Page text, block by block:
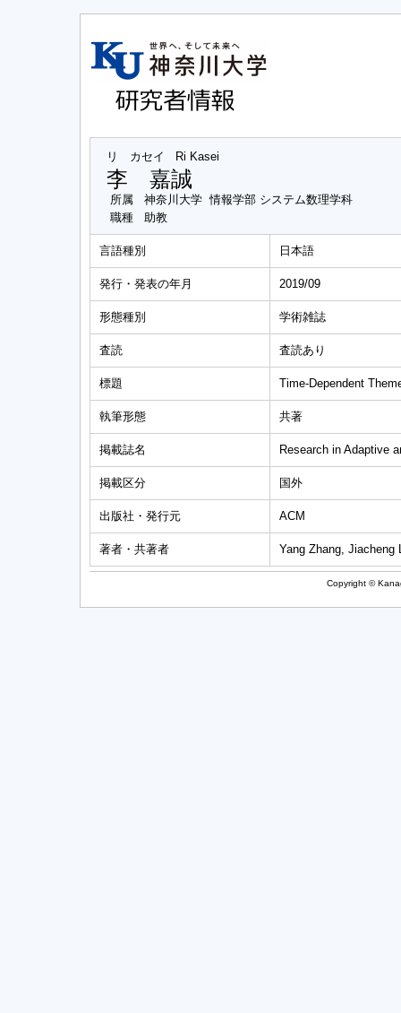
リ カセイ Ri Kasei
李 嘉誠
所属
神奈川大学 情報学部 システム数理学科
職種
助教
言語種別 日本語
発行・発表の年月 2019/09
形態種別 学術雑誌
査読 査読あり
標題 Time-Dependent
執筆形態 共著
掲載誌名 Research in Adaptive
掲載区分 国外
出版社・発行元 ACM
著者・共著者 Yang Zhang, Jiacheng
Copyright ©